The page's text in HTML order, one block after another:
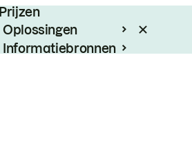
Prijzen
Oplossingen
Informatiebronnen